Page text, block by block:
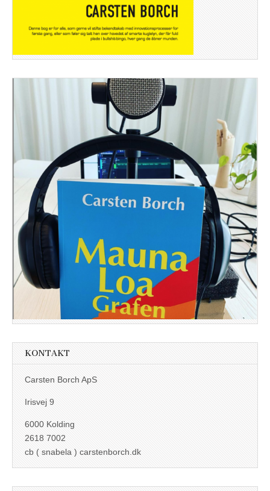
KONTAKT
Carsten Borch ApS
Irisvej 9
6000 Kolding
2618 7002
cb ( snabela ) carstenborch.dk